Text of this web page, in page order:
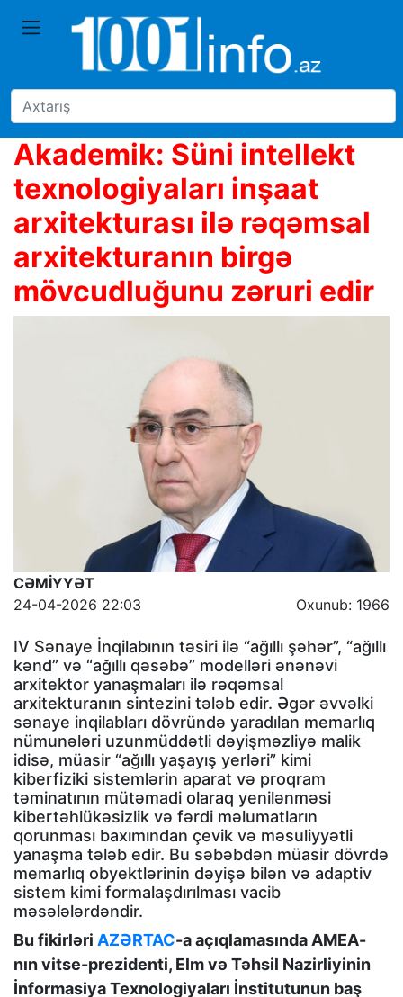
Akademik: Süni intellekt
texnologiyaları inşaat
arxitekturası ilə rəqəmsal
arxitekturanın birgə
mövcudluğunu zəruri edir
CƏMİYYƏT
Oxunub: 1966
24-04-2026 22:03
IV Sənaye İnqilabının təsiri ilə “ağıllı şəhər”, “ağıllı
kənd” və “ağıllı qəsəbə” modelləri ənənəvi
arxitektor yanaşmaları ilə rəqəmsal
arxitekturanın sintezini tələb edir. Əgər əvvəlki
sənaye inqilabları dövründə yaradılan memarlıq
nümunələri uzunmüddətli dəyişməzliyə malik
idisə, müasir “ağıllı yaşayış yerləri” kimi
kiberfiziki sistemlərin aparat və proqram
təminatının mütəmadi olaraq yenilənməsi
kibertəhlükəsizlik və fərdi məlumatların
qorunması baxımından çevik və məsuliyyətli
yanaşma tələb edir. Bu səbəbdən müasir dövrdə
memarlıq obyektlərinin dəyişə bilən və adaptiv
sistem kimi formalaşdırılması vacib
məsələlərdəndir.
Bu fikirləri AZƏRTAC-a açıqlamasında AMEA-
nın vitse-prezidenti, Elm və Təhsil Nazirliyinin
İnformasiya Texnologiyaları İnstitutunun baş